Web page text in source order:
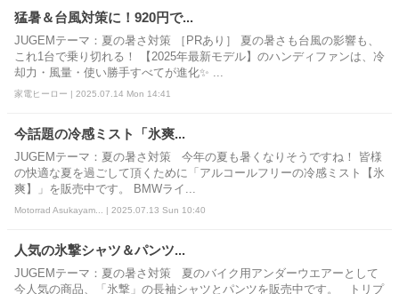
猛暑＆台風対策に！920円で...
JUGEMテーマ：夏の暑さ対策 ［PRあり］ 夏の暑さも台風の影響も、
これ1台で乗り切れる！ 【2025年最新モデル】のハンディファンは、冷
却力・風量・使い勝手すべてが進化✨ ...
家電ヒーロー | 2025.07.14 Mon 14:41
今話題の冷感ミスト「氷爽...
JUGEMテーマ：夏の暑さ対策 今年の夏も暑くなりそうですね！ 皆様
の快適な夏を過ごして頂くために「アルコールフリーの冷感ミスト【氷
爽】」を販売中です。 BMWライ...
Motorrad Asukayam... | 2025.07.13 Sun 10:40
人気の氷撃シャツ＆パンツ...
JUGEMテーマ：夏の暑さ対策 夏のバイク用アンダーウエアーとして
今人気の商品、「氷撃」の長袖シャツとパンツを販売中です。 トリプ